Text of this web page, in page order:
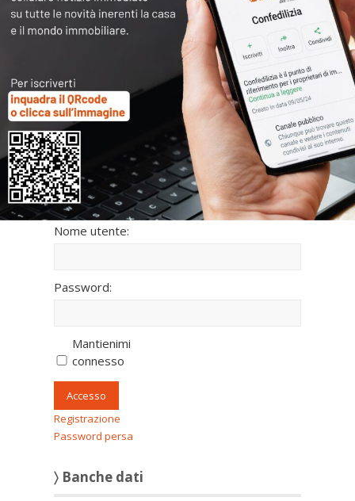
DICEMBRE 27
Confedilizia Notizie – Dicembre
NOVEMBRE, 1991
〉 Accesso all’area riservata
Nome utente:
Password:
Mantienimi
connesso
Accesso
Registrazione
Password persa
〉 Banche dati